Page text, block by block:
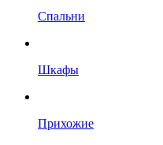
Спальни
Шкафы
Прихожие